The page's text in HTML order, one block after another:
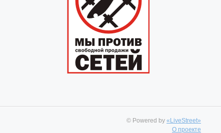
© Powered by «LiveStreet»
О проекте